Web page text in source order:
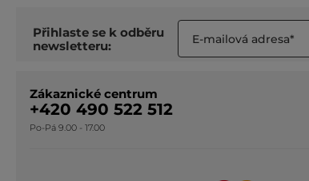
Přihlaste se k odběru
newsletteru:
Zákaznické centrum
+420 490 522 512
Po-Pá 9.00 - 17.00